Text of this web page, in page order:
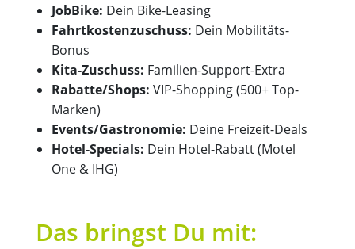
JobBike: Dein Bike-Leasing
Fahrtkostenzuschuss: Dein Mobilitäts-
Bonus
Kita-Zuschuss: Familien-Support-Extra
Rabatte/Shops: VIP-Shopping (500+ Top-
Marken)
Events/Gastronomie: Deine Freizeit-Deals
Hotel-Specials: Dein Hotel-Rabatt (Motel
One & IHG)
Das bringst Du mit: